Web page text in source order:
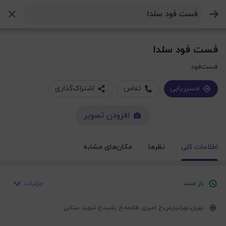
فست فود سلدا
فست‌فود
مسیریابی تماس اشتراک‌گذاری
افزودن تصویر
اطلاعات کلی نظرها مکان‌های مشابه
باز است جزئیات
یکشنبه
کل روز باز است
تهران،تهرانپارس،خ امیری طائمه،خ رشید،خ شهید ستانی
جستجو